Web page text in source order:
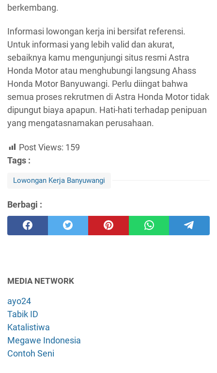
berkembang.
Informasi lowongan kerja ini bersifat referensi.
Untuk informasi yang lebih valid dan akurat,
sebaiknya kamu mengunjungi situs resmi Astra
Honda Motor atau menghubungi langsung Ahass
Honda Motor Banyuwangi. Perlu diingat bahwa
semua proses rekrutmen di Astra Honda Motor tidak
dipungut biaya apapun. Hati-hati terhadap penipuan
yang mengatasnamakan perusahaan.
Post Views: 159
Tags :
Lowongan Kerja Banyuwangi
Berbagi :
MEDIA NETWORK
ayo24
Tabik ID
Katalistiwa
Megawe Indonesia
Contoh Seni